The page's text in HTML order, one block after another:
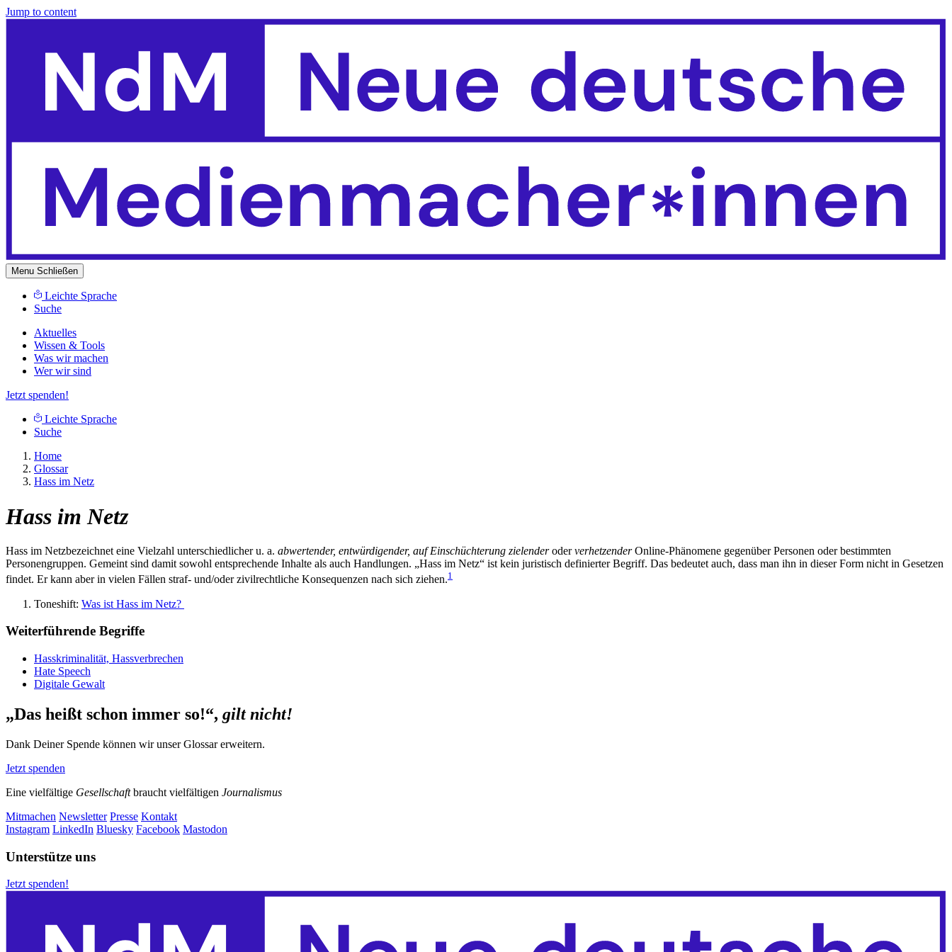
Jump to content
Menu Schließen
Leichte Sprache
Suche
Aktuelles
Wissen & Tools
Was wir machen
Wer wir sind
Jetzt spenden!
Leichte Sprache
Suche
Home
Glossar
Hass im Netz
Hass im Netz
Hass im Netzbezeichnet eine Vielzahl unterschiedlicher u. a. abwertender, entwürdigender, auf Einschüchterung zielenderoderverhetzenderOnline-Phänomene gegenüber Personen oder bestimmten
Personengruppen. Gemeint sind damit sowohl entsprechende Inhalte als auch Handlungen. „Hass im Netz“ ist kein juristisch definierter Begriff. Das bedeutet auch, dass man ihn in dieser Form nicht in Gesetzen
findet. Er kann aber in vielen Fällen straf- und/oder zivilrechtliche Konsequenzen nach sich ziehen.1
Toneshift: Was ist Hass im Netz?
Weiterführende Begriffe
Hasskriminalität, Hassverbrechen
Hate Speech
Digitale Gewalt
„Das heißt schon immer so!“, gilt nicht!
Dank Deiner Spende können wir unser Glossar erweitern.
Jetzt spenden
Eine vielfältige Gesellschaftbraucht vielfältigen Journalismus
Mitmachen Newsletter Presse Kontakt
Instagram LinkedIn Bluesky Facebook Mastodon
Unterstütze uns
Jetzt spenden!